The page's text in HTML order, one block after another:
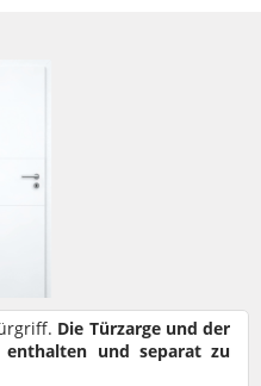
Die Türzarge und der
und separat zu